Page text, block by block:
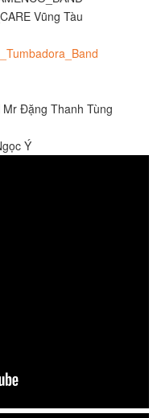
Vũng Tàu
Mr Đặng Thanh Tùng
Ý